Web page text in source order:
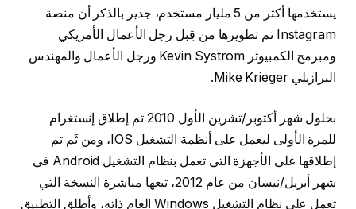
يستخدمها أكثر من 5 مليار مستخدم، جدير بالذكر أن منصة
Instagram تم تطويرها من قِبل رجل الأعمال الأمريكي
ومبرمج الكمبيوتر Kevin Systrom ورجل الأعمال والمهندس
البرازيلي Mike Krieger.
بحلول شهر أكتوبر/تشرين الأول 2010 تم إطلاق إنستغرام
للمرة الأولى ليعمل على أنظمة التشغيل IOS، ومن ثَم تم
إطلاقها على الأجهزة التي تعمل بنظام التشغيل Android في
شهر أبريل/نيسان من عام 2012، تبعها مباشرة النسخة التي
تعمل على نظام التشغيل Windows العام ذاته، وأطلق التطبيق